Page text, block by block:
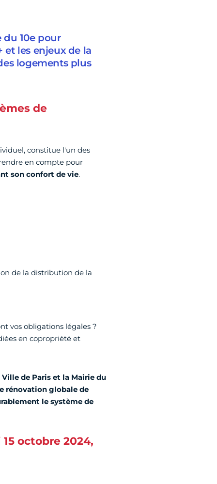
du 10e pour
et les enjeux de la
logements plus
de
constitue l'un des
en compte pour
son confort de vie.
de la distribution de la
vos obligations légales ?
en copropriété et
Ville de Paris et la Mairie du
rénovation globale de
le système de
octobre 2024,